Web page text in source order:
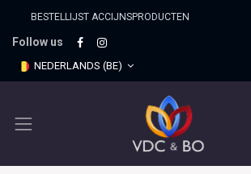
BESTELLIJST ACCIJNSPRO​DUCTEN
Follow us
NEDERLANDS (BE)